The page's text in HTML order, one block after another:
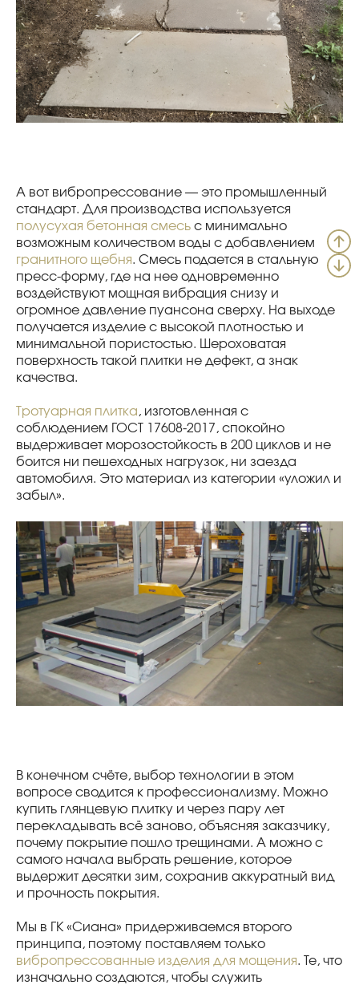
А вот вибропрессование — это промышленный
стандарт. Для производства используется
полусухая бетонная смесь с минимально
возможным количеством воды с добавлением
гранитного щебня. Смесь подается в стальную
пресс-форму, где на нее одновременно
воздействуют мощная вибрация снизу и
огромное давление пуансона сверху. На выходе
получается изделие с высокой плотностью и
минимальной пористостью. Шероховатая
поверхность такой плитки не дефект, а знак
качества.
Тротуарная плитка, изготовленная с
соблюдением ГОСТ 17608-2017, спокойно
выдерживает морозостойкость в 200 циклов и не
боится ни пешеходных нагрузок, ни заезда
автомобиля. Это материал из категории «уложил и
забыл».
В конечном счёте, выбор технологии в этом
вопросе сводится к профессионализму. Можно
купить глянцевую плитку и через пару лет
перекладывать всё заново, объясняя заказчику,
почему покрытие пошло трещинами. А можно с
самого начала выбрать решение, которое
выдержит десятки зим, сохранив аккуратный вид
и прочность покрытия.
Мы в ГК «Сиана» придерживаемся второго
принципа, поэтому поставляем только
вибропрессованные изделия для мощения. Те, что
изначально создаются, чтобы служить